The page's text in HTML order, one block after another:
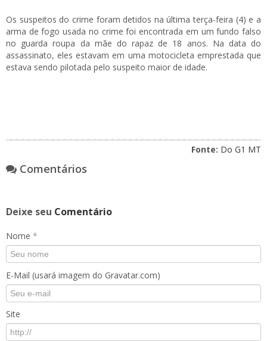
Os suspeitos do crime foram detidos na última terça-feira (4) e a
arma de fogo usada no crime foi encontrada em um fundo falso
no guarda roupa da mãe do rapaz de 18 anos. Na data do
assassinato, eles estavam em uma motocicleta emprestada que
estava sendo pilotada pelo suspeito maior de idade.
Fonte: Do G1 MT
Comentários
Deixe seu Comentário
Nome *
E-Mail (usará imagem do Gravatar.com)
Site